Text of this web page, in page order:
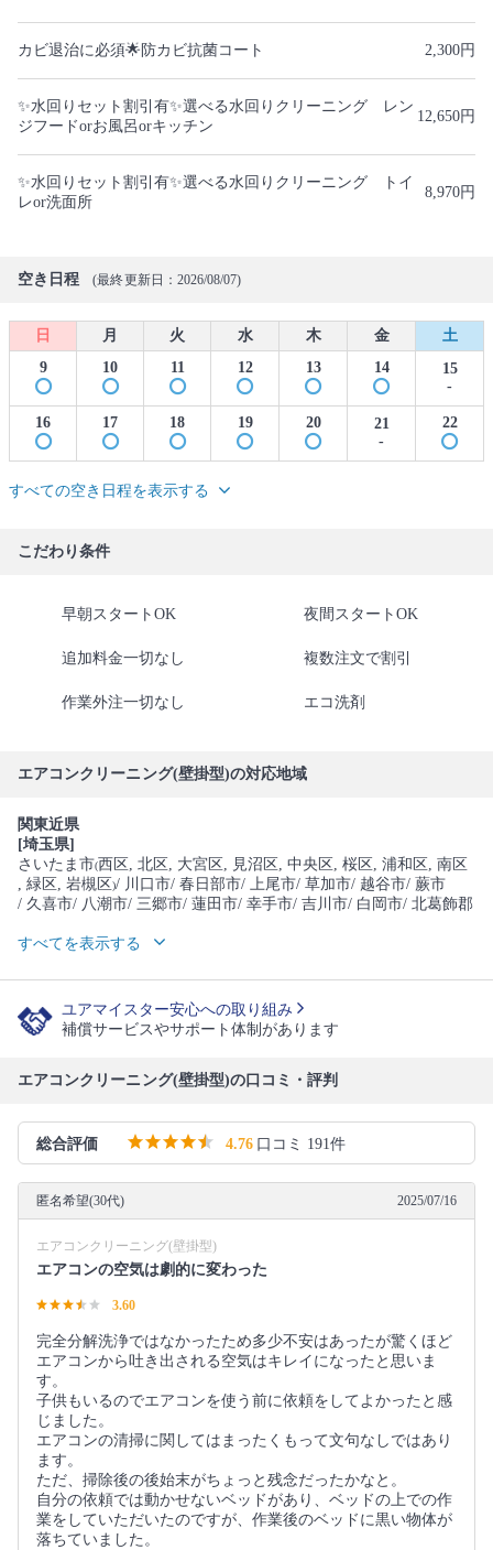
カビ退治に必須🌟防カビ抗菌コート 2,300円
✨水回りセット割引有✨選べる水回りクリーニング レン
ジフードorお風呂orキッチン
12,650円
✨水回りセット割引有✨選べる水回りクリーニング トイ
レor洗面所
8,970円
空き日程 (最終更新日：2026/08/07)
日 月 火 水 木 金
土
9
10 11 12 13 14
15
-
16 17 18 19 20
21
-
22
すべての空き日程を表示する
こだわり条件
早朝スタートOK 夜間スタートOK
追加料金一切なし 複数注文で割引
作業外注一切なし エコ洗剤
エアコンクリーニング(壁掛型)の対応地域
関東近県
[埼玉県]
さいたま市(西区 , 北区 , 大宮区 , 見沼区 , 中央区 , 桜区 , 浦和区 , 南区
, 緑区 , 岩槻区)/ 川口市/ 春日部市/ 上尾市/ 草加市/ 越谷市/ 蕨市
/ 久喜市/ 八潮市/ 三郷市/ 蓮田市/ 幸手市/ 吉川市/ 白岡市/ 北葛飾郡
すべてを表示する
ユアマイスター安心への取り組み
補償サービスやサポート体制があります
エアコンクリーニング(壁掛型)の口コミ・評判
総合評価 4.76 口コミ 191件
匿名希望(30代) 2025/07/16
エアコンクリーニング(壁掛型)
エアコンの空気は劇的に変わった
3.60
完全分解洗浄ではなかったため多少不安はあったが驚くほど
エアコンから吐き出される空気はキレイになったと思いま
す。
子供もいるのでエアコンを使う前に依頼をしてよかったと感
じました。
エアコンの清掃に関してはまったくもって文句なしではあり
ます。
ただ、掃除後の後始末がちょっと残念だったかなと。
自分の依頼では動かせないベッドがあり、ベッドの上での作
業をしていただいたのですが、作業後のベッドに黒い物体が
落ちていました。